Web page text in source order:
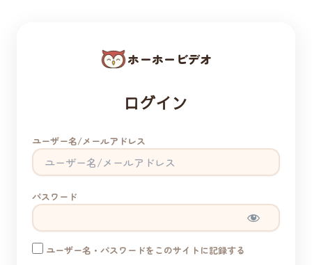
ホーホービデオ
ログイン
ユーザー名/メールアドレス
パスワード
ユーザー名・パスワードをこのサイトに記録する